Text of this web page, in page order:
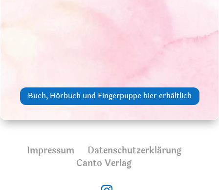
Buch, Hörbuch und Fingerpuppe hier erhältlich
Impressum
Datenschutzerklärung
Canto Verlag